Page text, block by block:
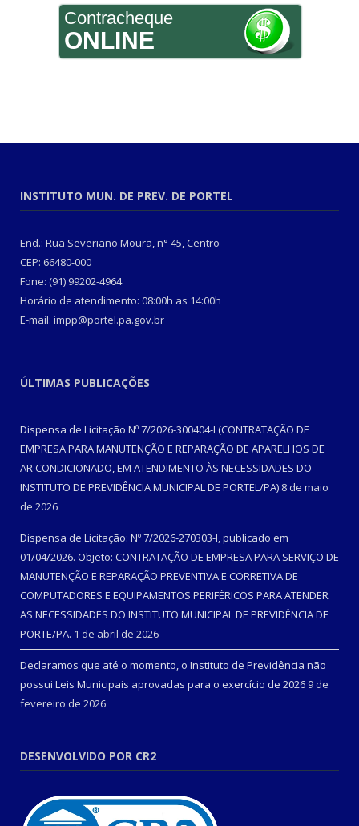
Contracheque
ONLINE
INSTITUTO MUN. DE PREV. DE PORTEL
End.: Rua Severiano Moura, n° 45, Centro
CEP: 66480-000
Fone: (91) 99202-4964
Horário de atendimento: 08:00h as 14:00h
E-mail: impp@portel.pa.gov.br
ÚLTIMAS PUBLICAÇÕES
Dispensa de Licitação Nº 7/2026-300404-I (CONTRATAÇÃO DE
EMPRESA PARA MANUTENÇÃO E REPARAÇÃO DE APARELHOS DE
AR CONDICIONADO, EM ATENDIMENTO ÀS NECESSIDADES DO
INSTITUTO DE PREVIDÊNCIA MUNICIPAL DE PORTEL/PA) 8 de maio
de 2026
Dispensa de Licitação: Nº 7/2026-270303-I, publicado em
01/04/2026. Objeto: CONTRATAÇÃO DE EMPRESA PARA SERVIÇO DE
MANUTENÇÃO E REPARAÇÃO PREVENTIVA E CORRETIVA DE
COMPUTADORES E EQUIPAMENTOS PERIFÉRICOS PARA ATENDER
AS NECESSIDADES DO INSTITUTO MUNICIPAL DE PREVIDÊNCIA DE
PORTE/PA. 1 de abril de 2026
Declaramos que até o momento, o Instituto de Previdência não
possui Leis Municipais aprovadas para o exercício de 2026 9 de
fevereiro de 2026
DESENVOLVIDO POR CR2